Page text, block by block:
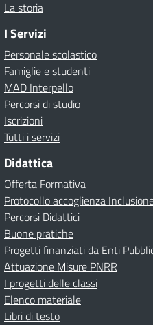
La storia
I Servizi
Personale scolastico
Famiglie e studenti
MAD Interpello
Percorsi di studio
Iscrizioni
Tutti i servizi
Didattica
Offerta Formativa
Protocollo accoglienza
Percorsi Didattici
Buone pratiche
Progetti finanziati da Enti
Attuazione Misure PNRR
I progetti delle classi
Elenco materiale
Libri di testo